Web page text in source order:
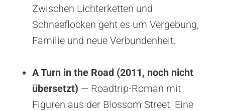
Zwischen Lichterketten und
Schneeflocken geht es um Vergebung,
Familie und neue Verbundenheit.
A Turn in the Road (2011, noch nicht
übersetzt) — Roadtrip-Roman mit
Figuren aus der Blossom Street. Eine